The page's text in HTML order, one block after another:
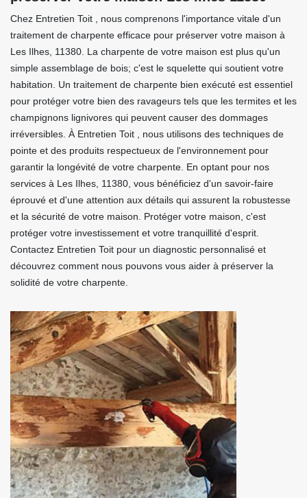
Chez Entretien Toit , nous comprenons l'importance vitale d'un
traitement de charpente efficace pour préserver votre maison à
Les Ilhes, 11380. La charpente de votre maison est plus qu'un
simple assemblage de bois; c'est le squelette qui soutient votre
habitation. Un traitement de charpente bien exécuté est essentiel
pour protéger votre bien des ravageurs tels que les termites et les
champignons lignivores qui peuvent causer des dommages
irréversibles. À Entretien Toit , nous utilisons des techniques de
pointe et des produits respectueux de l'environnement pour
garantir la longévité de votre charpente. En optant pour nos
services à Les Ilhes, 11380, vous bénéficiez d'un savoir-faire
éprouvé et d'une attention aux détails qui assurent la robustesse
et la sécurité de votre maison. Protéger votre maison, c'est
protéger votre investissement et votre tranquillité d'esprit.
Contactez Entretien Toit pour un diagnostic personnalisé et
découvrez comment nous pouvons vous aider à préserver la
solidité de votre charpente.